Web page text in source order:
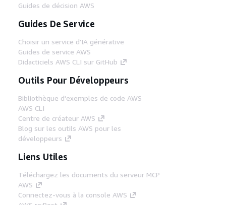
Guides de décision AWS
Guides De Service
Choisir un service d'IA générative
Guides de service AWS
Didacticiels AWS CLI sur GitHub
Outils Pour Développeurs
Bibliothèque d'exemples de code AWS
AWS CLI
Centre de créateur AWS
Blog sur les outils AWS pour les
développeurs
Liens Utiles
Téléchargez les documents du serveur MCP
AWS
Connectez-vous à la console AWS